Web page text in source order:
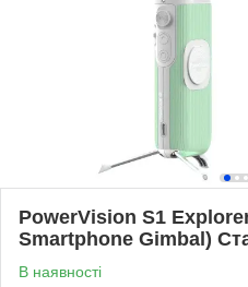
PowerVision S1
Smartphone Gimbal)
В наявності